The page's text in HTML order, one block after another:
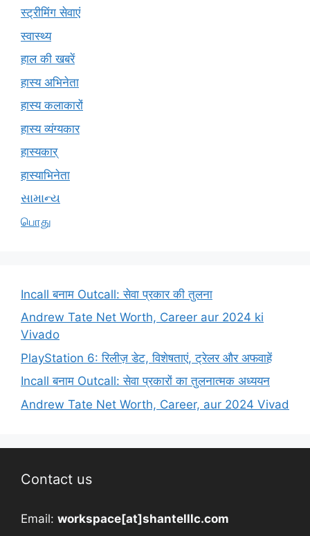
स्ट्रीमिंग सेवाएं
स्वास्थ्य
हाल की खबरें
हास्य अभिनेता
हास्य कलाकारों
हास्य व्यंग्यकार
हास्यकार्
हास्याभिनेता
સામાન્ય
பொது
Incall बनाम Outcall: सेवा प्रकार की तुलना
Andrew Tate Net Worth, Career aur 2024 ki
Vivado
PlayStation 6: रिलीज़ डेट, विशेषताएं, ट्रेलर और अफवाहें
Incall बनाम Outcall: सेवा प्रकारों का तुलनात्मक अध्ययन
Andrew Tate Net Worth, Career, aur 2024 Vivad
Contact us
Email: workspace[at]shantelllc.com